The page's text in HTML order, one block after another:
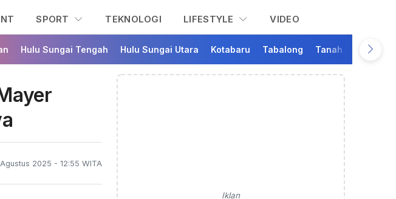
SPORT TEKNOLOGI LIFESTYLE VIDEO
Hulu Sungai Tengah Hulu Sungai Utara Kotabaru Tabalong Tanah Bumbu
2025 - 12:55 WITA
Iklan